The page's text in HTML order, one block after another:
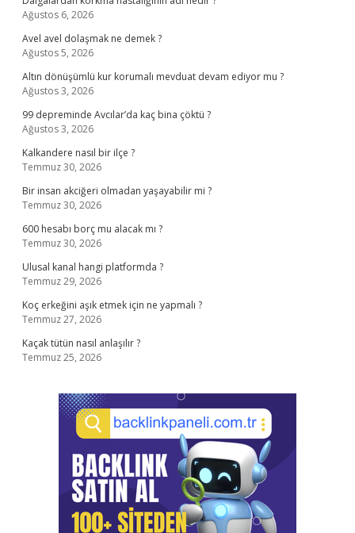
Ağustos 6, 2026
Avel avel dolaşmak ne demek ?
Ağustos 5, 2026
Altın dönüşümlü kur korumalı mevduat devam ediyor mu ?
Ağustos 3, 2026
99 depreminde Avcılar’da kaç bina çöktü ?
Ağustos 3, 2026
Kalkandere nasıl bir ilçe ?
Temmuz 30, 2026
Bir insan akciğeri olmadan yaşayabilir mi ?
Temmuz 30, 2026
600 hesabı borç mu alacak mı ?
Temmuz 30, 2026
Ulusal kanal hangi platformda ?
Temmuz 29, 2026
Koç erkeğini aşık etmek için ne yapmalı ?
Temmuz 27, 2026
Kaçak tütün nasıl anlaşılır ?
Temmuz 25, 2026